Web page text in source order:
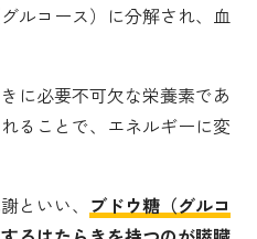
ルコース）に分解され、血
に必要不可欠な栄養素であ
ることで、エネルギーに変
といい、 ブドウ糖（グルコ